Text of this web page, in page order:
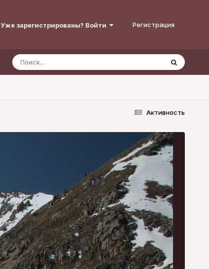
Уже зарегистрированы? Войти Регистрация
Активность